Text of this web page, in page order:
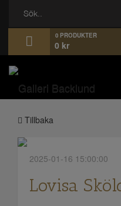
0 PRODUKTER
0 kr
Tillbaka
2025-01-16 15:00:00
Lovisa